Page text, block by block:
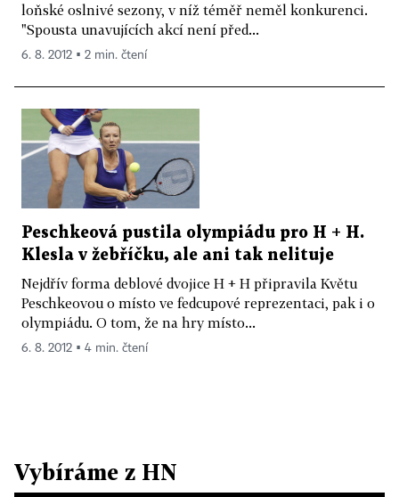
loňské oslnivé sezony, v níž téměř neměl konkurenci.
"Spousta unavujících akcí není před...
6. 8. 2012 ▪ 2 min. čtení
Peschkeová pustila olympiádu pro H + H.
Klesla v žebříčku, ale ani tak nelituje
Nejdřív forma deblové dvojice H + H připravila Květu
Peschkeovou o místo ve fedcupové reprezentaci, pak i o
olympiádu. O tom, že na hry místo...
6. 8. 2012 ▪ 4 min. čtení
Vybíráme z HN